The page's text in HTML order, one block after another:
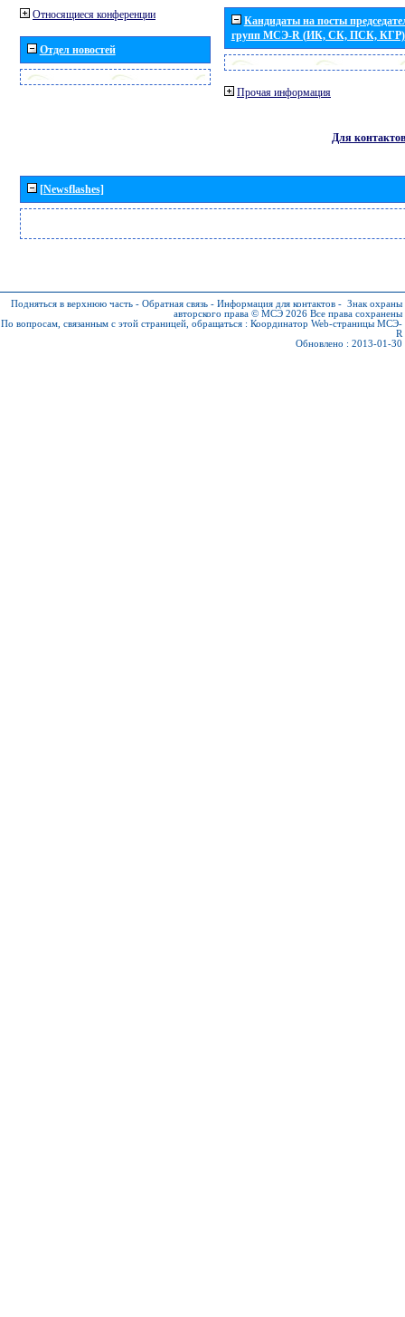
Относящиеся конференции
Отдел новостей
Кандидаты на посты
групп МСЭ-R (ИК, СК, ПСК, КГР)
Прочая информация
Для контактов
[Newsflashes]
Подняться в верхнюю часть - Обратная связь - Информация для контактов - Знак охраны
авторского права © МСЭ 2026 Все права сохранены
По вопросам, связанным с этой страницей, обращаться : Координатор Web-страницы МСЭ-
R
Обновлено : 2013-01-30